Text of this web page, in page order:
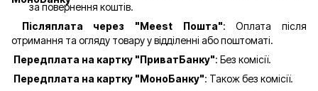
за повернення коштів.
Післяплата через "Meest Пошта": Оплата після
отримання та огляду товару у відділенні або поштоматі.
Передплата на картку "ПриватБанку": Без комісії.
Передплата на картку "МоноБанку": Також без комісії.